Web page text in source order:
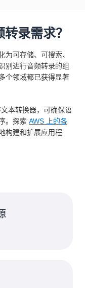
录需求？
为可存储、可搜索、
别进行音频转录的组
个领域都已获得显著
本转换器，可确保语
。探索 AWS 上的各
构建和扩展应用程